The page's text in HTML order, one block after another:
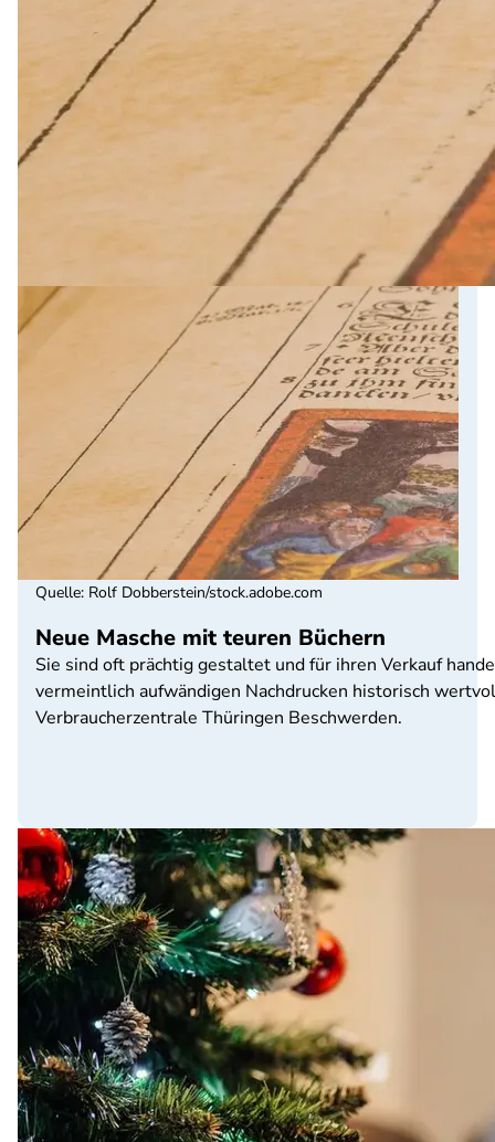
Neue Masche mit teuren Büchern
Sie sind oft prächtig gestaltet und für ihren Verkauf
vermeintlich aufwändigen Nachdrucken historisch
Verbraucherzentrale Thüringen Beschwerden.
Quelle: Rolf Dobberstein/stock.adobe.com